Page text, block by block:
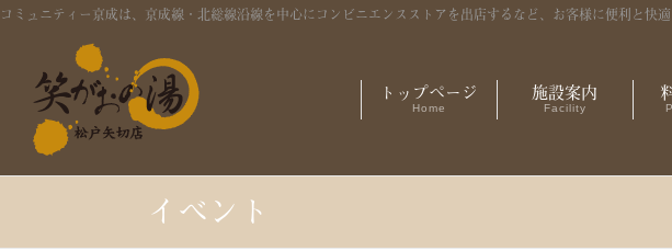
コミュニティー京成は、京成線・北総線沿線を中心にコンビニエンスストアを出店するなど、お客様に便利と快適
トップページ
Home
施設案内
Facility
イベント